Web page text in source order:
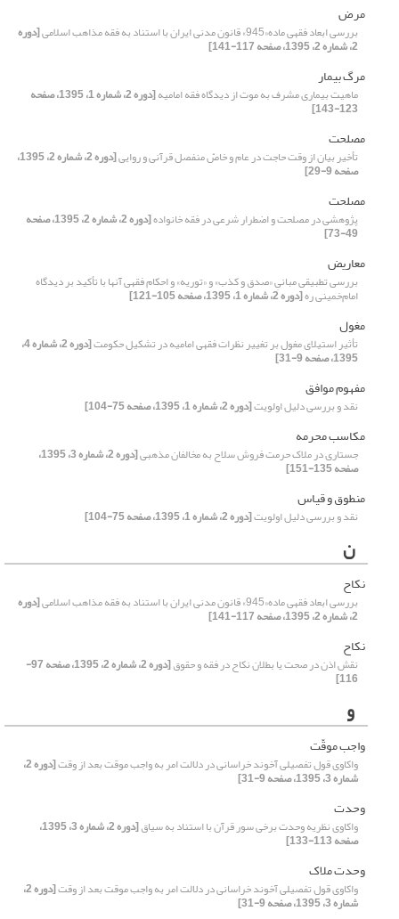
مرض
بررسی ابعاد فقهی ماده«945» قانون مدنی ایران با استناد به فقه مذاهب اسلامی [دوره
2، شماره 2، 1395، صفحه 117-141]
مرگ بیمار
ماهیت بیماری مشرف به موت از دیدگاه فقه امامیه [دوره 2، شماره 1، 1395، صفحه
123-143]
مصلحت
تأخیر بیان از وقت حاجت در عام و خاصّ منفصل قرآنی و روایی [دوره 2، شماره 2، 1395،
صفحه 9-29]
مصلحت
پژوهشی در مصلحت و اضطرار شرعی در فقه خانواده [دوره 2، شماره 2، 1395، صفحه
49-73]
معاریض
بررسی تطبیقی مبانیِ «صدق و کذب» و «توریه» و احکام فقهی آنها با تأکید بر دیدگاه
امام‌خمینی ره[دوره 2، شماره 1، 1395، صفحه 105-121]
مغول
تأثیر استیلای مغول بر تغییر نظرات فقهی امامیه در تشکیل حکومت [دوره 2، شماره 4،
1395، صفحه 9-31]
مفهوم موافق
نقد و بررسی دلیل اولویت[دوره 2، شماره 1، 1395، صفحه 75-104]
مکاسب محرمه
جستاری در ملاک حرمت فروش سلاح به مخالفان مذهبی [دوره 2، شماره 3، 1395،
صفحه 135-151]
منطوق و قیاس
نقد و بررسی دلیل اولویت[دوره 2، شماره 1، 1395، صفحه 75-104]
ن
نکاح
بررسی ابعاد فقهی ماده«945» قانون مدنی ایران با استناد به فقه مذاهب اسلامی [دوره
2، شماره 2، 1395، صفحه 117-141]
نکاح
نقش اذن در صحت یا بطلان نکاح در فقه و حقوق [دوره 2، شماره 2، 1395، صفحه 97-
116]
و
واجب موقّت
واکاوی قول تفصیلی آخوند خراسانی در دلالت امر به واجب موقت بعد از وقت [دوره 2،
شماره 3، 1395، صفحه 9-31]
وحدت
واکاوی نظریه وحدت برخی سور قرآن با استناد به سیاق [دوره 2، شماره 3، 1395،
صفحه 113-133]
وحدت ملاک
واکاوی قول تفصیلی آخوند خراسانی در دلالت امر به واجب موقت بعد از وقت [دوره 2،
شماره 3، 1395، صفحه 9-31]